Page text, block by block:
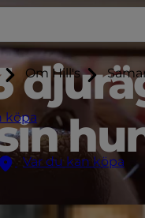
Om Hill's
köpa
Var du kan köpa